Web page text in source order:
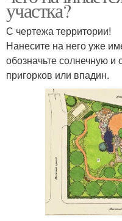
участка?
С чертежа территории!
Нанесите на него уже
обозначьте солнечную
пригорков или впадин.